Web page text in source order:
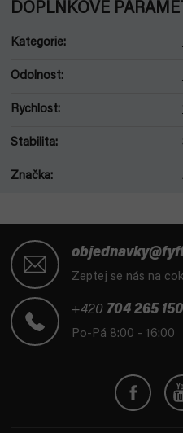
DOPLŇKOVÉ
Kategorie:
Odolnost:
Rychlost:
Stabilita:
Značka:
Zeptej se nás na
+420 704 265 150
Po-Pá 8:00 - 16:00